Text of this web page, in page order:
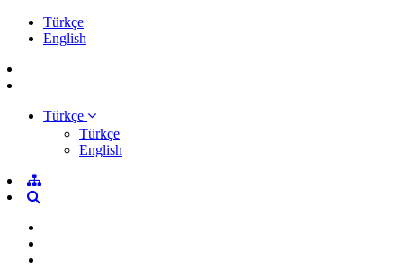
Türkçe
English
Türkçe
Türkçe
English